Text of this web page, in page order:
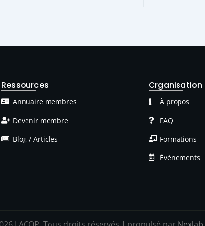
Ressources
Annuaire membres
Devenir membre
Blog / Articles
Organisation
À propos
FAQ
Formations
Événements
LACOP Tous droits réservés | propulsé par Nexlab